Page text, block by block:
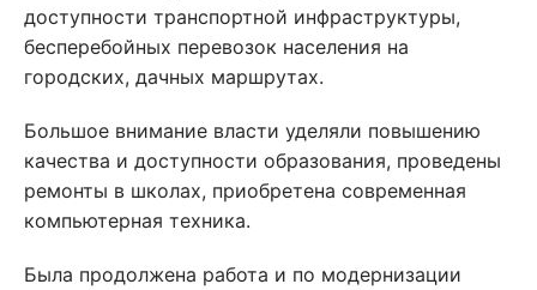
доступности транспортной инфраструктуры,
бесперебойных перевозок населения на
городских, дачных маршрутах.
Большое внимание власти уделяли повышению
качества и доступности образования, проведены
ремонты в школах, приобретена современная
компьютерная техника.
Была продолжена работа и по модернизации